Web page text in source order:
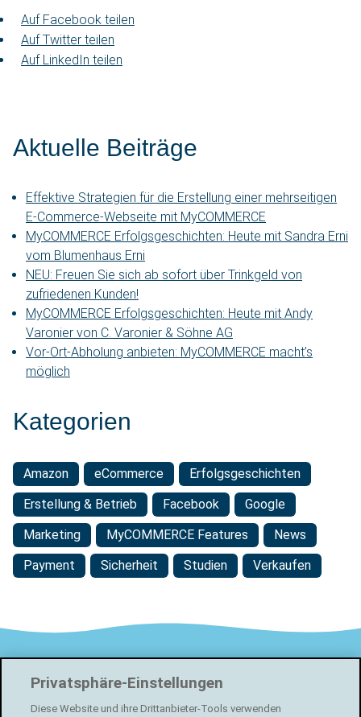
Auf Facebook teilen
Auf Twitter teilen
Auf LinkedIn teilen
Aktuelle Beiträge
Effektive Strategien für die Erstellung einer mehrseitigen
E-Commerce-Webseite mit MyCOMMERCE
MyCOMMERCE Erfolgsgeschichten: Heute mit Sandra Erni
vom Blumenhaus Erni
NEU: Freuen Sie sich ab sofort über Trinkgeld von
zufriedenen Kunden!
MyCOMMERCE Erfolgsgeschichten: Heute mit Andy
Varonier von C. Varonier & Söhne AG
Vor-Ort-Abholung anbieten: MyCOMMERCE macht’s
möglich
Kategorien
Amazon eCommerce
Erfolgsgeschichten
Erstellung & Betrieb
Facebook
Google
Marketing
MyCOMMERCE Features
News
Payment
Sicherheit Studien Verkaufen
Footer
localsearch
Privatsphäre-Einstellungen
Diese Website und ihre Drittanbieter-Tools verwenden